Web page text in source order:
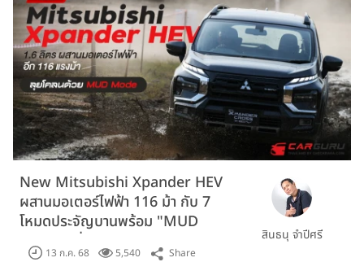
New Mitsubishi Xpander HEV
ผสานมอเตอร์ไฟฟ้า 116 ม้า กับ 7
โหมดประจัญบานพร้อม "MUD
Mode" เริ่ม 912,000 บาท
สินธนุ จำปีศรี
13 ก.ค. 68 5,540 Share